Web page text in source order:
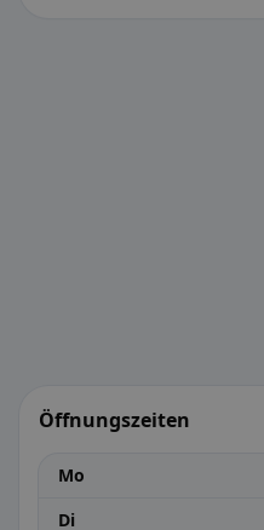
Öffnungszeiten
Mo
Di